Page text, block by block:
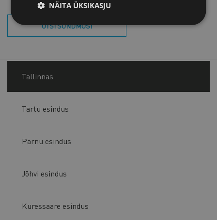
OTSI SÜNDMUSI
Tallinnas
Tartu esindus
Pärnu esindus
Jõhvi esindus
Kuressaare esindus
NÄITA ÜKSIKASJU